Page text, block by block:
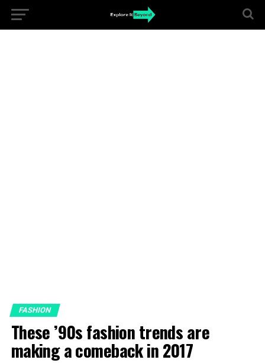
FASHION
These ’90s fashion trends are
making a comeback in 2017